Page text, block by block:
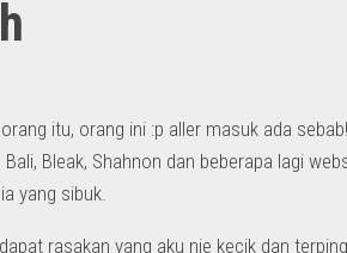
itu, orang ini :p aller masuk ada
Bleak, Shahnon dan beberapa lagi
yang sibuk.
rasakan yang aku nie kecik dan